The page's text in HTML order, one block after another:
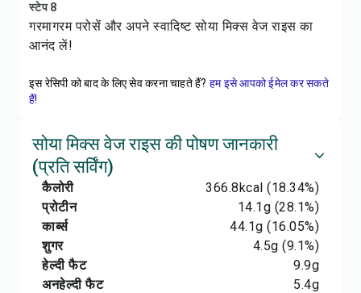
स्टेप 8
गरमागरम परोसें और अपने स्वादिष्ट सोया मिक्स वेज राइस का
आनंद लें!
इस रेसिपी को बाद के लिए सेव करना चाहते हैं? हम इसे आपको ईमेल कर सकते
हैं!
सोया मिक्स वेज राइस की पोषण जानकारी
(प्रति सर्विंग)
कैलोरी 366.8kcal (18.34%)
प्रोटीन
14.1g (28.1%)
कार्ब्स
44.1g (16.05%)
शुगर
4.5g (9.1%)
हेल्दी फैट
9.9g
अनहेल्दी फैट
5.4g